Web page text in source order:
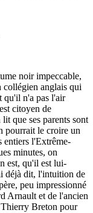
noir impeccable,
collégien anglais qui
qu'il n'a pas l'air
citoyen de
que ses parents sont
pourrait le croire un
entiers l'Extrême-
minutes, on
est, qu'il est lui-
déjà dit, l'intuition de
peu impressionné
Arnault et de l'ancien
Breton pour